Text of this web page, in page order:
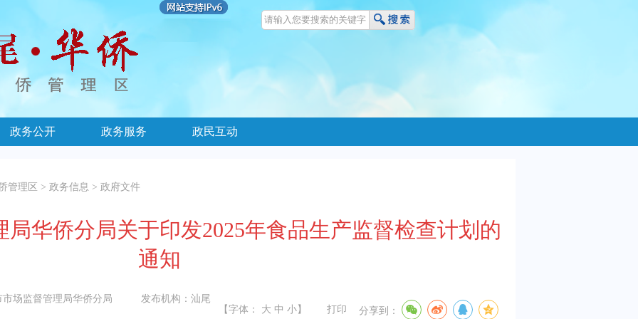
政务公开 政务服务 政民互动
管理区 > 政务信息 > 政府文件
华侨分局关于印发2025年食品生产监督检查计划的
通知
市场监督管理局华侨分局 发布机构： 汕尾
【字体： 大 中 小 】 打印 分享到：